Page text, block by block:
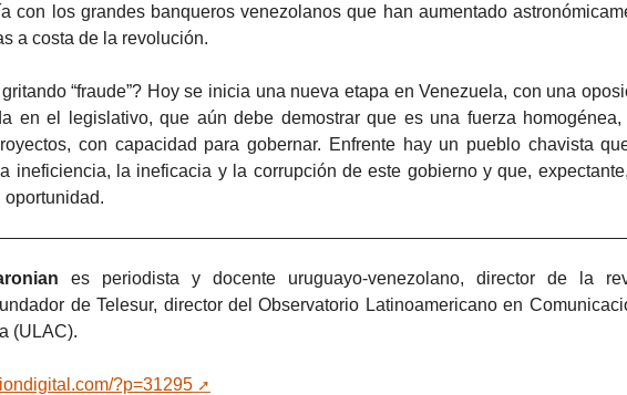
con los grandes banqueros venezolanos que han aumentado
a costa de la revolución.
“fraude”? Hoy se inicia una nueva etapa en Venezuela, con una
en el legislativo, que aún debe demostrar que es una fuerza homogénea,
con capacidad para gobernar. Enfrente hay un pueblo chavista
ineficiencia, la ineficacia y la corrupción de este gobierno y que,
oportunidad.
es periodista y docente uruguayo-venezolano, director de la
de Telesur, director del Observatorio Latinoamericano en
(ULAC).
?p=31295